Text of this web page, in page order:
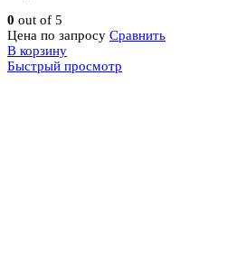
0 out of 5
Цена по запросу Сравнить
В корзину
Быстрый просмотр